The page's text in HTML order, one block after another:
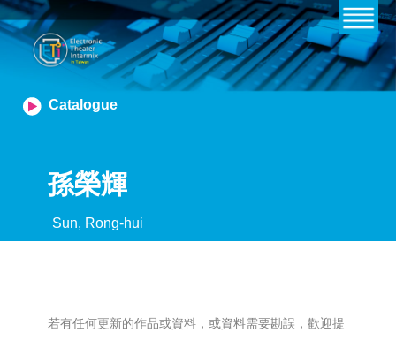
Catalogue
孫榮輝
Sun, Rong-hui
若有任何更新的作品或資料，或資料需要勘誤，歡迎提